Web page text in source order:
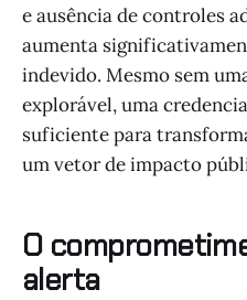
e ausência de controles
aumenta
indevido. Mesmo sem
explorável, uma
suficiente para
um vetor de impacto
O
alerta